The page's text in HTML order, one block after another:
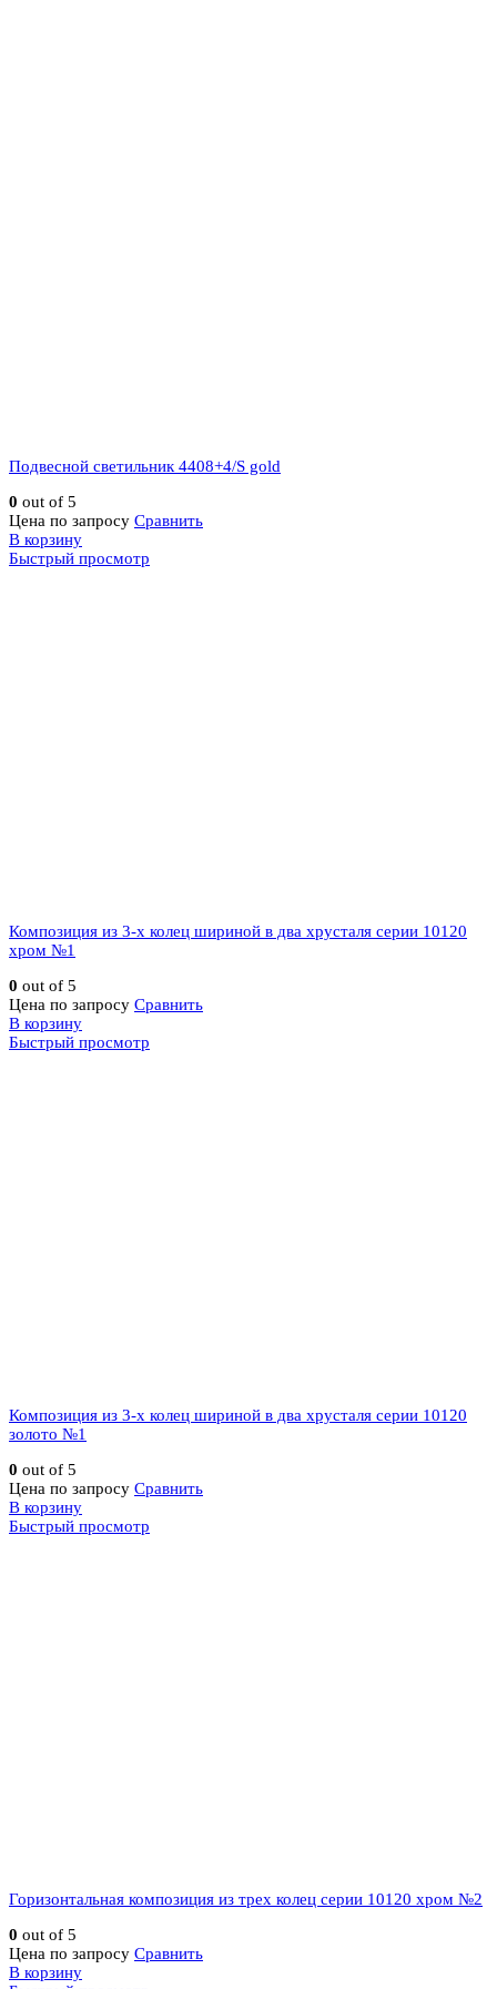
Подвесной светильник 4408+4/S gold
0 out of 5
Цена по запросу Сравнить
В корзину
Быстрый просмотр
Композиция из 3-х колец шириной в два хрусталя серии 10120
хром №1
0 out of 5
Цена по запросу Сравнить
В корзину
Быстрый просмотр
Композиция из 3-х колец шириной в два хрусталя серии 10120
золото №1
0 out of 5
Цена по запросу Сравнить
В корзину
Быстрый просмотр
Горизонтальная композиция из трех колец серии 10120 хром №2
0 out of 5
Цена по запросу Сравнить
В корзину